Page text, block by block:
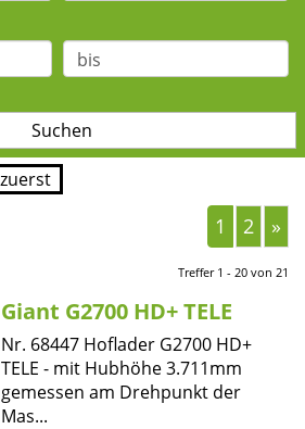
1 2 »
Treffer 1 - 20 von 21
Giant G2700 HD+ TELE
Nr. 68447 Hoflader G2700 HD+
TELE - mit Hubhöhe 3.711mm
gemessen am Drehpunkt der
Mas...